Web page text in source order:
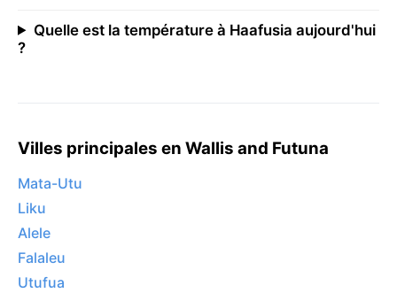
Quelle est la température à Haafusia aujourd'hui
?
Villes principales en Wallis and Futuna
Mata-Utu
Liku
Alele
Falaleu
Utufua